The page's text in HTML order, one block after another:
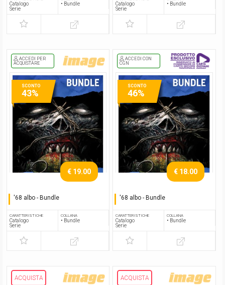
Catalogo
Serie
• Bundle
Catalogo
Serie
• Bundle
ACCEDI PER
ACQUISTARE
'68 albo - Bundle
€ 19.00
CARATTERISTICHE
Catalogo
Serie
COLLANA
• Bundle
SCONTO
43%
ACCEDI CON
CGN
'68 albo - Bundle
€ 18.00
CARATTERISTICHE
Catalogo
Serie
COLLANA
• Bundle
SCONTO
46%
ACQUISTA ACQUISTA